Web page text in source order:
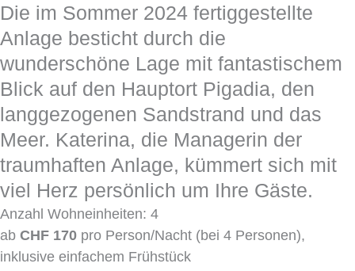
Die im Sommer 2024 fertiggestellte
Anlage besticht durch die
wunderschöne Lage mit fantastischem
Blick auf den Hauptort Pigadia, den
langgezogenen Sandstrand und das
Meer. Katerina, die Managerin der
traumhaften Anlage, kümmert sich mit
viel Herz persönlich um Ihre Gäste.
Anzahl Wohneinheiten: 4
ab CHF 170 pro Person/Nacht (bei 4 Personen),
inklusive einfachem Frühstück